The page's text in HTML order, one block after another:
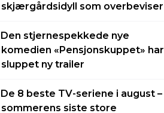
skjærgårdsidyll som overbeviser
Den stjernespekkede nye
komedien «Pensjonskuppet» har
sluppet ny trailer
De 8 beste TV-seriene i august –
sommerens siste store